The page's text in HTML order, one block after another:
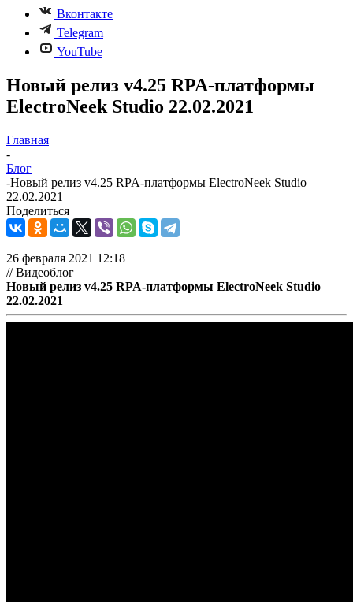
Вконтакте
Telegram
YouTube
Новый релиз v4.25 RPA-платформы
ElectroNeek Studio 22.02.2021
Главная
-
Блог
-Новый релиз v4.25 RPA-платформы ElectroNeek Studio
22.02.2021
Поделиться
26 февраля 2021 12:18
// Видеоблог
Новый релиз v4.25 RPA-платформы ElectroNeek Studio
22.02.2021